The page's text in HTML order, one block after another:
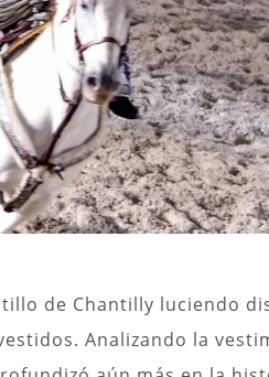
de Chantilly luciendo
Analizando la